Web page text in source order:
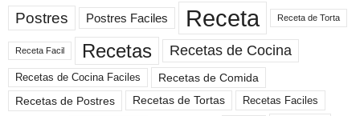
Postres Postres Faciles Receta Receta de Torta
Receta Facil Recetas Recetas de Cocina
Recetas de Cocina Faciles
Recetas de Comida
Recetas de Postres
Recetas de Tortas Recetas Faciles